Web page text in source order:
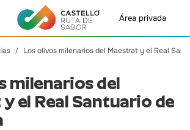
Área privada
Los olivos milenarios del Maestrat y el Real
milenarios del
el Real Santuario de